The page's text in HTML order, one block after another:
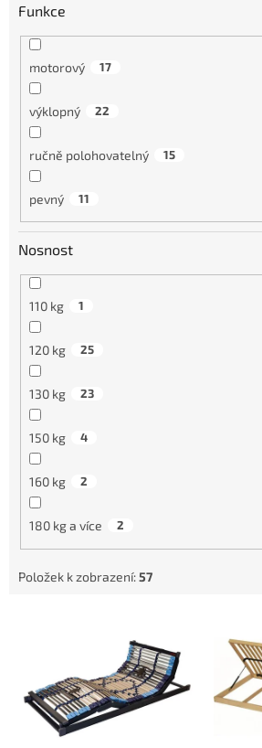
Funkce
motorový 17
výklopný 22
ručně polohovatelný 15
pevný 11
Nosnost
110 kg 1
120 kg 25
130 kg 23
150 kg 4
160 kg 2
180 kg a více 2
Položek k zobrazení:57